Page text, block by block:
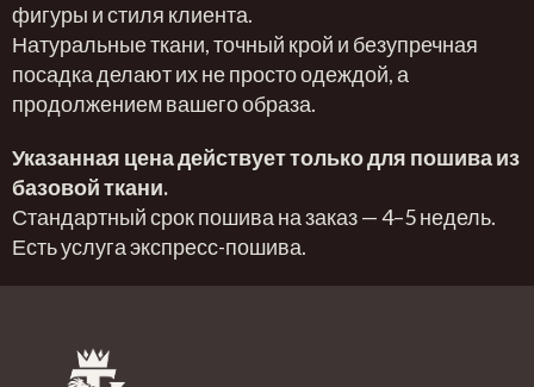
фигуры и стиля клиента.
Натуральные ткани, точный крой и безупречная
посадка делают их не просто одеждой, а
продолжением вашего образа.
Указанная цена действует только для пошива из
базовой ткани.
Стандартный срок пошива на заказ — 4–5 недель.
Есть услуга экспресс-пошива.